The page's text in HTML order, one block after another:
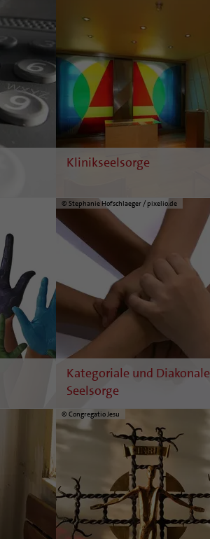
Klinikseelsorge
© Stephanie Hofschlaeger / pixelio.de
Kategoriale und Diakonale
Seelsorge
© Congregatio Jesu